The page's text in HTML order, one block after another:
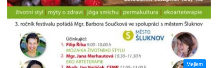
Mejlem